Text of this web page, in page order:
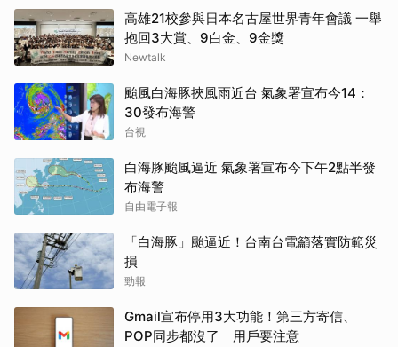
高雄21校參與日本名古屋世界青年會議 一舉
抱回3大賞、9白金、9金獎
Newtalk
颱風白海豚挾風雨近台 氣象署宣布今14：
30發布海警
台視
白海豚颱風逼近 氣象署宣布今下午2點半發
布海警
自由電子報
「白海豚」颱逼近！台南台電籲落實防範災
損
勁報
Gmail宣布停用3大功能！第三方寄信、
POP同步都沒了 用戶要注意